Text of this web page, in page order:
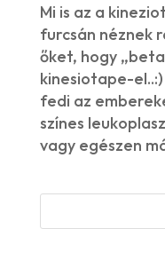
Mi is az a
furcsán néznek
őket, hogy
kinesiotape-
fedi az
színes
vagy egészen